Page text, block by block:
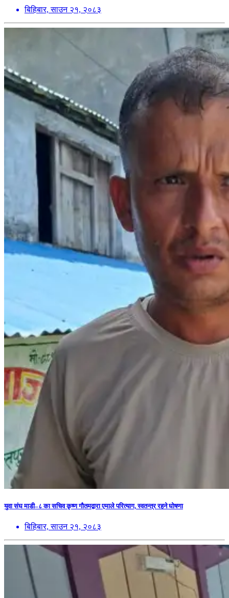
बिहिबार, साउन २१, २०८३
युवा संघ माडी–८ का सचिव कृष्ण गौतमद्वारा एमाले परित्याग, स्वतन्त्र रहने घोषणा
बिहिबार, साउन २१, २०८३